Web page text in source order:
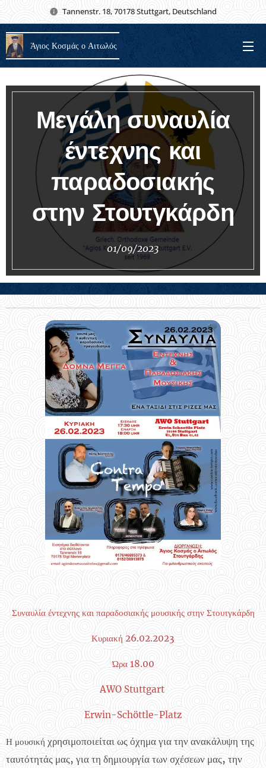
Tannenstr. 18, 70178 Stuttgart, Deutschland
Άγιος Κοσμάς ο Αιτωλός
Μεγάλη συναυλία
έντεχνης και
παραδοσιακής
στην Στουτγκάρδη
01/09/2023
Συναυλία έντεχνης και παραδοσιακής μουσικής στην Στουτγκάρδη
Κυριακή 26.02.2023
Ώρα 18.00
AWO Stuttgart
Erwin-Schöttle-Platz
Η μουσική χρησιμοποιείται ως όχημα για την ανακάλυψη της
ταυτότητάς μας, για τη δημιουργία των σχέσεων μας, την